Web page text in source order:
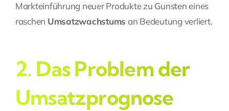
Markteinführung neuer Produkte zu Gunsten eines
raschen Umsatzwachstums an Bedeutung verliert.
2. Das Problem der
Umsatzprognose